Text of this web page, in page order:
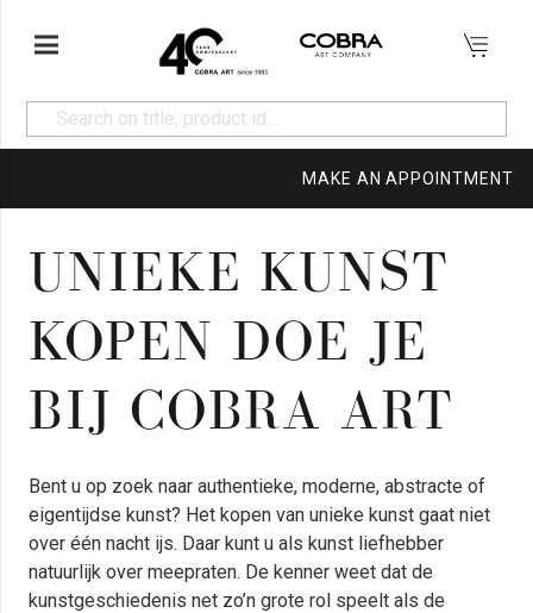
MAKE AN APPOINTMENT
UNIEKE KUNST
KOPEN DOE JE
BIJ COBRA ART
Bent u op zoek naar authentieke, moderne, abstracte of
eigentijdse kunst? Het kopen van unieke kunst gaat niet
over één nacht ijs. Daar kunt u als kunst liefhebber
natuurlijk over meepraten. De kenner weet dat de
kunstgeschiedenis net zo’n grote rol speelt als de